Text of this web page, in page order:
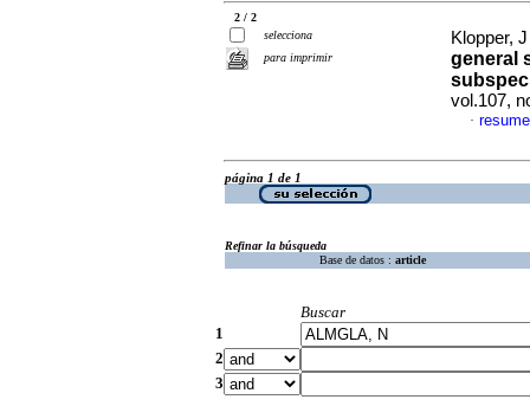
2 / 2
selecciona
para imprimir
Klopper,
general
vol.107,
·
página 1 de 1
Refinar la búsqueda
Base de datos : article
Buscar
1
2
3